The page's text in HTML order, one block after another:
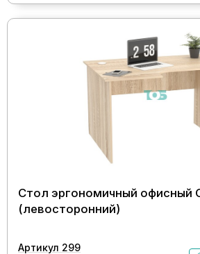
Стол эргономичный офисный
(левосторонний)
Артикул 299